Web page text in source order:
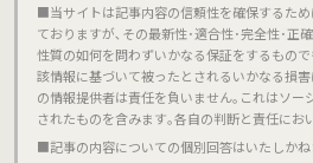
■当サイトは記事内容の信頼性を確保するた
ておりますが､その最新性･適合性･完全性･正
性質の如何を問わずいかなる保証をするもの
該情報に基づいて被ったとされるいかなる損
の情報提供者は責任を負いません｡これはソー
されたものを含みます｡各自の判断と責任にお
■記事の内容についての個別回答はいたしかね